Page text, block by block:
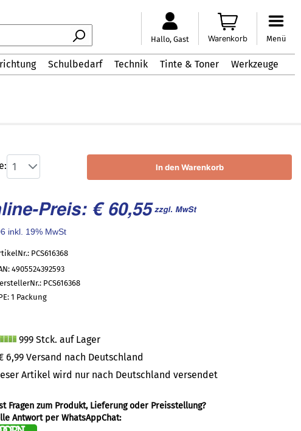
Hallo, Gast Warenkorb Menü
Schulbedarf Technik Tinte & Toner Werkzeuge
1 In den Warenkorb
Preis: € 60,55 zzgl. MwSt
inkl. 19% MwSt
PCS616368
4905524392593
PCS616368
1 Packung
999 Stck. auf Lager
6,99 Versand nach Deutschland
Artikel wird nur nach Deutschland versendet
Fragen zum Produkt, Lieferung oder Preisstellung?
Antwort per WhatsAppChat: